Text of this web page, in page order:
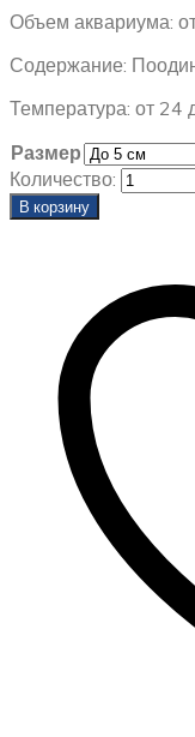
Объем аквариума:
Содержание:
Температура: от 24
Размер
Количество:
В корзину